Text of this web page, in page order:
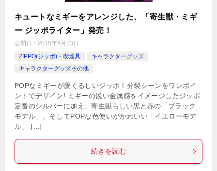
キュートなミギーをアレンジした、「寄生獣・ミギ
ー ジッポライター」発売！
公開日： 2015年4月23日
ZIPPO(ジッポ)・喫煙具
キャラクターグッズ
キャラクターグッズその他
POPなミギーが愛くるしいジッポ！分裂シーンをワンポイ
ントでデザイン! ミギーの鋭い金属感をイメージしたジッポ
定番のシルバーに加え、寄生獣らしい黒と赤の「ブラック
モデル」、そしてPOPな色使いがかわいい「イエローモデ
ル」 […]
続きを読む